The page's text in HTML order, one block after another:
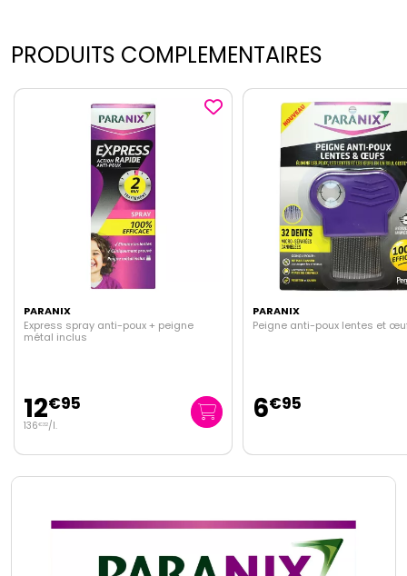
PRODUITS COMPLEMENTAIRES
PARANIX
Peigne anti-poux lentes et œufs
6€95
PARANIX
Shampoing Express anti-
17€